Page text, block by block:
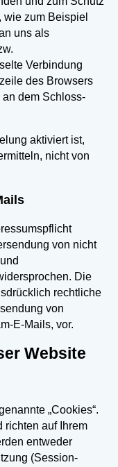
wie zum Beispiel
uns als
Verbindung
des Browsers
an dem Schloss-
aktiviert ist,
nicht von
von nicht
Die
rechtliche
von
E-Mails, vor.
Website
„Cookies“.
richten auf Ihrem
entweder
(Session-